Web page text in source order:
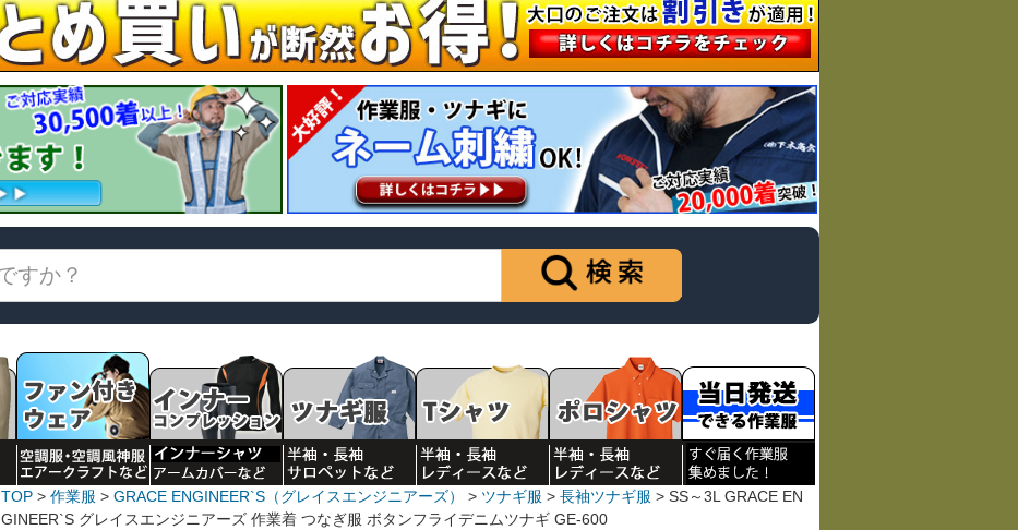
TOP 作業服 GRACE ENGINEER`S（グレイスエンジニアーズ） ツナギ服 長袖ツナギ服
SS～3L GRACE EN
GINEER`S グレイスエンジニアーズ 作業着 つなぎ服 ボタンフライデニムツナギ GE-600